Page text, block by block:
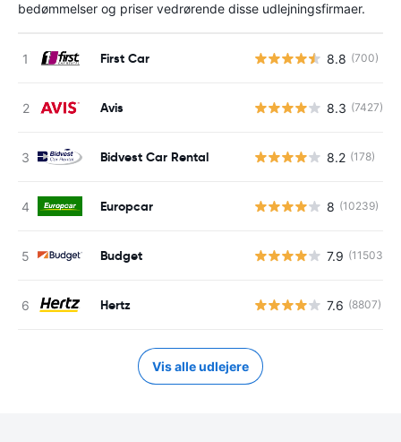
bedømmelser og priser vedrørende disse udlejningsfirmaer.
First Car 8.8 (700)
Avis 8.3 (7427)
Bidvest Car Rental 8.2 (178)
Europcar 8 (10239)
Budget 7.9 (11503)
Hertz 7.6 (8807)
Vis alle udlejere